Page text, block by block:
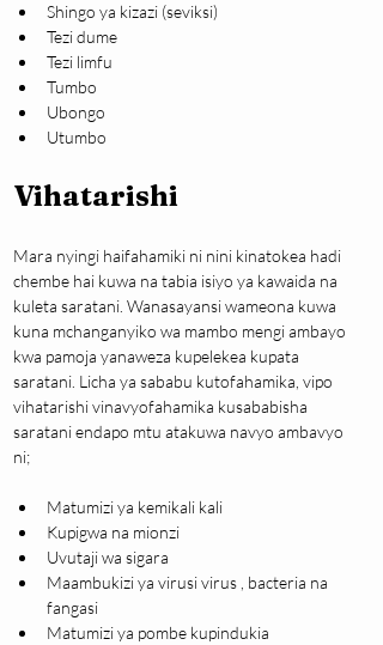
Shingo ya kizazi (seviksi)
Tezi dume
Tezi limfu
Tumbo
Ubongo
Utumbo
Vihatarishi
Mara nyingi haifahamiki ni nini kinatokea hadi
chembe hai kuwa na tabia isiyo ya kawaida na
kuleta saratani. Wanasayansi wameona kuwa
kuna mchanganyiko wa mambo mengi ambayo
kwa pamoja yanaweza kupelekea kupata
saratani. Licha ya sababu kutofahamika, vipo
vihatarishi vinavyofahamika kusababisha
saratani endapo mtu atakuwa navyo ambavyo
ni;
Matumizi ya kemikali kali
Kupigwa na mionzi
Uvutaji wa sigara
Maambukizi ya virusi virus , bacteria na
fangasi
Matumizi ya pombe kupindukia